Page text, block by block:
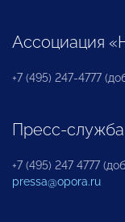
Ассоциация
+7 (495) 247-4777
Пресс-служба
+7 (495) 247 4777
pressa@opora.ru